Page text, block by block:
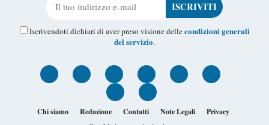
Iscrivendoti dichiari di aver preso visione dellecondizioni generali
del servizio.
Chi siamo Redazione Contatti Note Legali
Privacy